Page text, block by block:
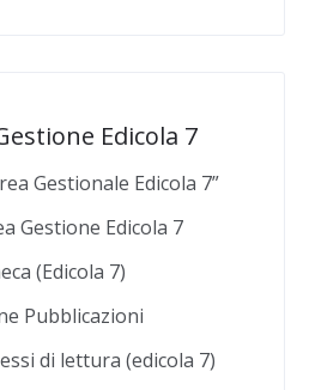
Edicola 7
Gestionale Edicola 7”
Gestione Edicola 7
(Edicola 7)
Pubblicazioni
di lettura (edicola 7)